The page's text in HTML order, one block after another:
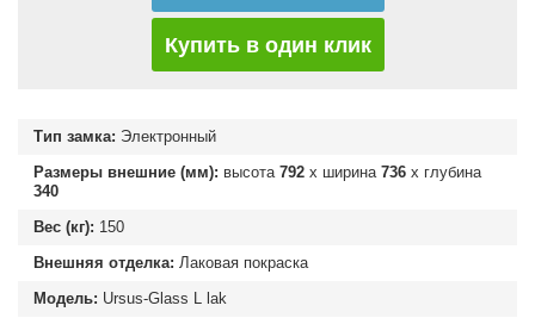
Купить в один клик
Тип замка: Электронный
Размеры внешние (мм): высота 792 х ширина 736 х глубина
340
Вес (кг): 150
Внешняя отделка: Лаковая покраска
Модель: Ursus-Glass L lak